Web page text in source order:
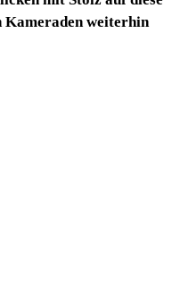
Kameraden weiterhin